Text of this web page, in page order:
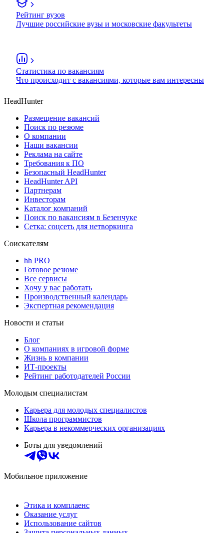
Рейтинг вузов
Лучшие российские вузы и московские факультеты
Статистика по вакансиям
Что происходит с вакансиями, которые вам интересны
HeadHunter
Размещение вакансий
Поиск по резюме
О компании
Наши вакансии
Реклама на сайте
Требования к ПО
Безопасный HeadHunter
HeadHunter API
Партнерам
Инвесторам
Каталог компаний
Поиск по вакансиям в Безенчуке
Сетка: соцсеть для нетворкинга
Соискателям
hh PRO
Готовое резюме
Все сервисы
Хочу у вас работать
Производственный календарь
Экспертная рекомендация
Новости и статьи
Блог
О компаниях в игровой форме
Жизнь в компании
ИТ-проекты
Рейтинг работодателей России
Молодым специалистам
Карьера для молодых специалистов
Школа программистов
Карьера в некоммерческих организациях
Боты для уведомлений
Мобильное приложение
Этика и комплаенс
Оказание услуг
Использование сайтов